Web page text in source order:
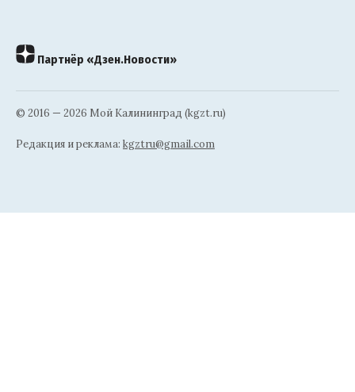
Партнёр «Дзен.Новости»
© 2016 — 2026 Мой Калининград (kgzt.ru)
Редакция и реклама: kgztru@gmail.com